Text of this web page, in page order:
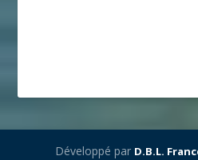
Développé par D.B.L.